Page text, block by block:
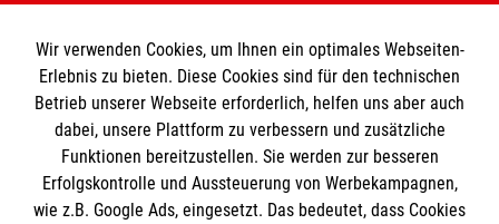
Empfänger: Malteser Hilfsdienst e.V.
IBAN: DE10 3706 0120 1201 2000 12
BIC: GENODED 1PA7
Wir verwenden Cookies, um Ihnen ein optimales Webseiten-
Erlebnis zu bieten. Diese Cookies sind für den technischen
Betrieb unserer Webseite erforderlich, helfen uns aber auch
dabei, unsere Plattform zu verbessern und zusätzliche
Funktionen bereitzustellen. Sie werden zur besseren
Erfolgskontrolle und Aussteuerung von Werbekampagnen,
wie z.B. Google Ads, eingesetzt. Das bedeutet, dass Cookies